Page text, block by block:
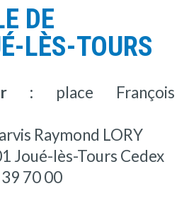
DE
LÈS-TOURS
: place François
Raymond LORY
Joué-lès-Tours Cedex
70 00